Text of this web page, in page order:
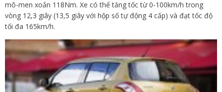
mô-men xoắn 118Nm. Xe có thể tăng tốc từ 0-100km/h trong
vòng 12,3 giây (13,5 giây với hộp số tự động 4 cấp) và đạt tốc độ
tối đa 165km/h.